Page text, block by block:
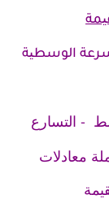
الوسطیة
- التسارع
معادلات